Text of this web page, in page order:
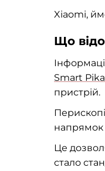
Xiaomi,
Що
Smart
пристрій.
напрямок
Це
стало